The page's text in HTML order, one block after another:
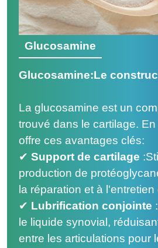
Glucosamine
Glucosamine:Le
La glucosamine est un
trouvé dans le cartilage. En
offre ces avantages clés:
✔ Support de cartilage :
production de
la réparation et à
✔ Lubrification conjointe :
le liquide synovial,
entre les articulations pour